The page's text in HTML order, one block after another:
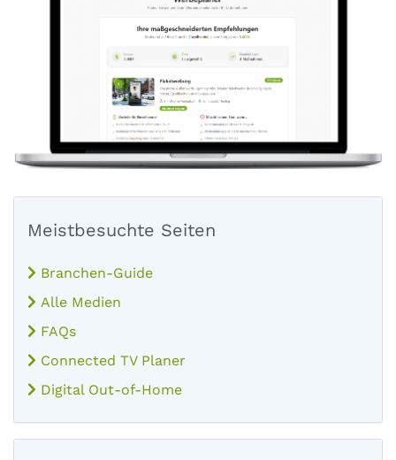
Meistbesuchte Seiten
Branchen-Guide
Alle Medien
FAQs
Connected TV Planer
Digital Out-of-Home